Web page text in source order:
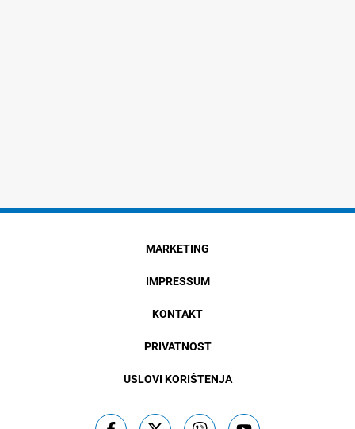
MARKETING
IMPRESSUM
KONTAKT
PRIVATNOST
USLOVI KORIŠTENJA